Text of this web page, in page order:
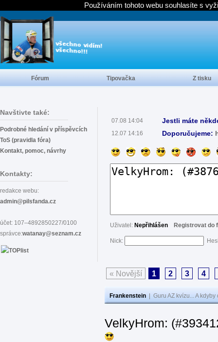
Navštivte také:
Podrobné hledání v příspěvcích
ToS (pravidla fóra)
Kontakt, pomoc, návrhy
Kontakty:
redakce webu:
admin@pilsfanda.cz
účet: 107–4892850227/0100
správce:watanay@seznam.cz
07.08 14:04 Jestli máte
12.07 14:16 Doporučujeme:
Uživatel: Nepřihlášen Registrovat do
Nick:
« Novější 1 2 3 4
Frankenstein Guru AZ kvízu... A
VelkyHrom:
Fórum Tipovačka Z tisku
Používáním tohoto webu souhlasíte s